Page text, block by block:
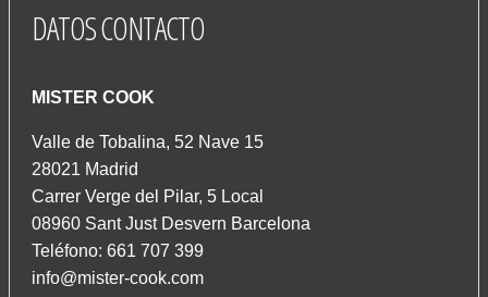
DATOSCONTACTO
MISTER COOK
Valle de Tobalina, 52 Nave 15
28021 Madrid
Carrer Verge del Pilar, 5 Local
08960 Sant Just Desvern Barcelona
Teléfono: 661 707 399
info@mister-cook.com